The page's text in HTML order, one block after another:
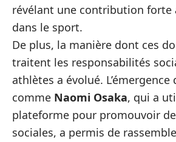
révélant une contribution forte
dans le sport.
De plus, la manière dont ces
traitent les responsabilités
athlètes a évolué. L’émergence
comme Naomi Osaka, qui a
plateforme pour promouvoir
sociales, a permis de